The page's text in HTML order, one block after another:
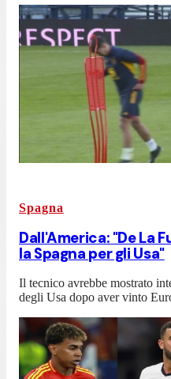
Spagna
Dall'America: "De La
la Spagna per gli Usa"
Il tecnico avrebbe mostrato
degli Usa dopo aver vinto